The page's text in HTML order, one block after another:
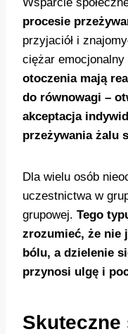
procesie
przyjaciół i
ciężar
otoczenia mają
do równowagi –
akceptacja
przeżywania żalu
Dla wielu osób
uczestnictwa w
grupowej. Tego
zrozumieć, że nie
bólu, a dzielenie
przynosi ulgę i